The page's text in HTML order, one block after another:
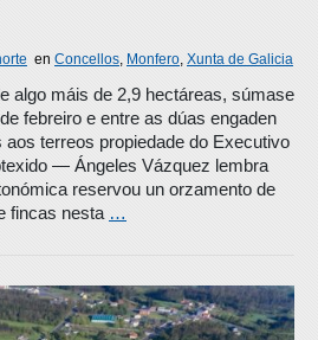
en Concellos, Monfero, Xunta de Galicia
algo máis de 2,9 hectáreas, súmase
febreiro e entre as dúas engaden
terreos propiedade do Executivo
― Ángeles Vázquez lembra
reservou un orzamento de
fincas nesta …